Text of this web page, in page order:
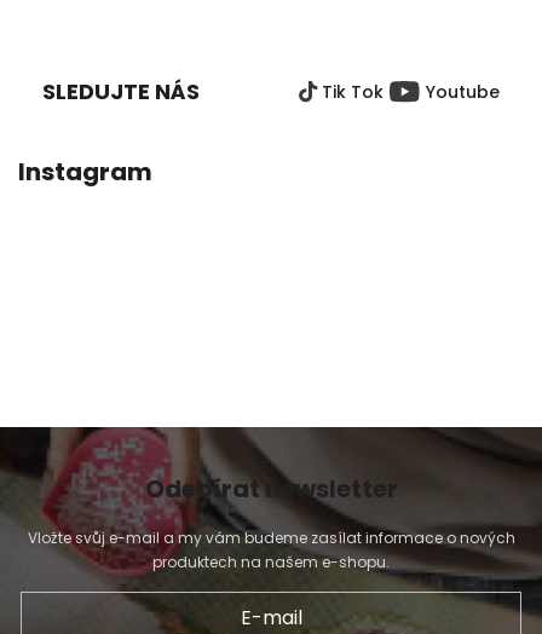
hvězdiček.
SLEDUJTE NÁS Tik Tok Youtube
Instagram
Odebírat newsletter
Vložte svůj e-mail a my vám budeme zasílat informace o nových
produktech na našem e-shopu.
E-mail